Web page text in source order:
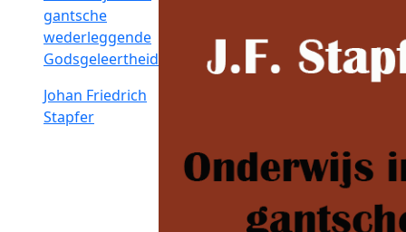
gantsche
wederleggende
Godsgeleertheid
Johan Friedrich
Stapfer